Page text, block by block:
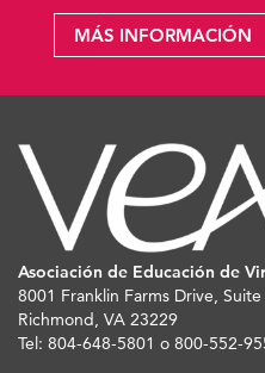
MÁS INFORMACIÓN
Asociación de Educación de
8001 Franklin Farms Drive,
Richmond, VA 23229
Tel: 804-648-5801 o 800-552-